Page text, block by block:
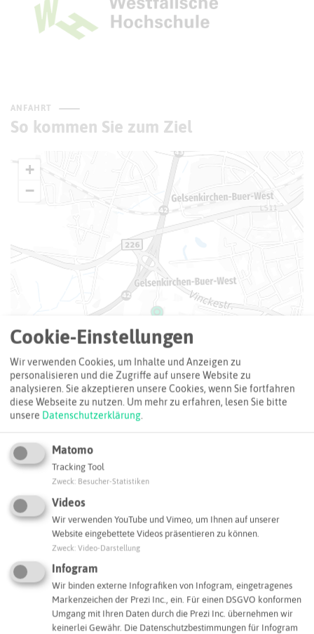
ANFAHRT
So kommen Sie zum Ziel
+
−
Adresse:
Westfälische Hochschule Gelsenkirchen Bocholt
Recklinghausen
Neidenburger Straße 43
45897 Gelsenkirchen
info@w-hs.de
Cookie-Einstellungen
Wir verwenden Cookies, um Inhalte und Anzeigen zu
personalisieren und die Zugriffe auf unsere Website zu
analysieren. Sie akzeptieren unsere Cookies, wenn Sie fortfahren
diese Webseite zu nutzen. Um mehr zu erfahren, lesen Sie bitte
unsere Datenschutzerklärung.
Matomo
Tracking Tool
Zweck Besucher-Statistiken
Videos
Wir verwenden YouTube und Vimeo, um Ihnen auf unserer
Website eingebettete Videos präsentieren zu können.
Zweck Video-Darstellung
Infogram
Wir binden externe Infografiken von Infogram, eingetragenes
Markenzeichen der Prezi Inc., ein. Für einen DSGVO konformen
Umgang mit Ihren Daten durch die Prezi Inc. übernehmen wir
keinerlei Gewähr. Die Datenschutzbestimmungen für Infogram